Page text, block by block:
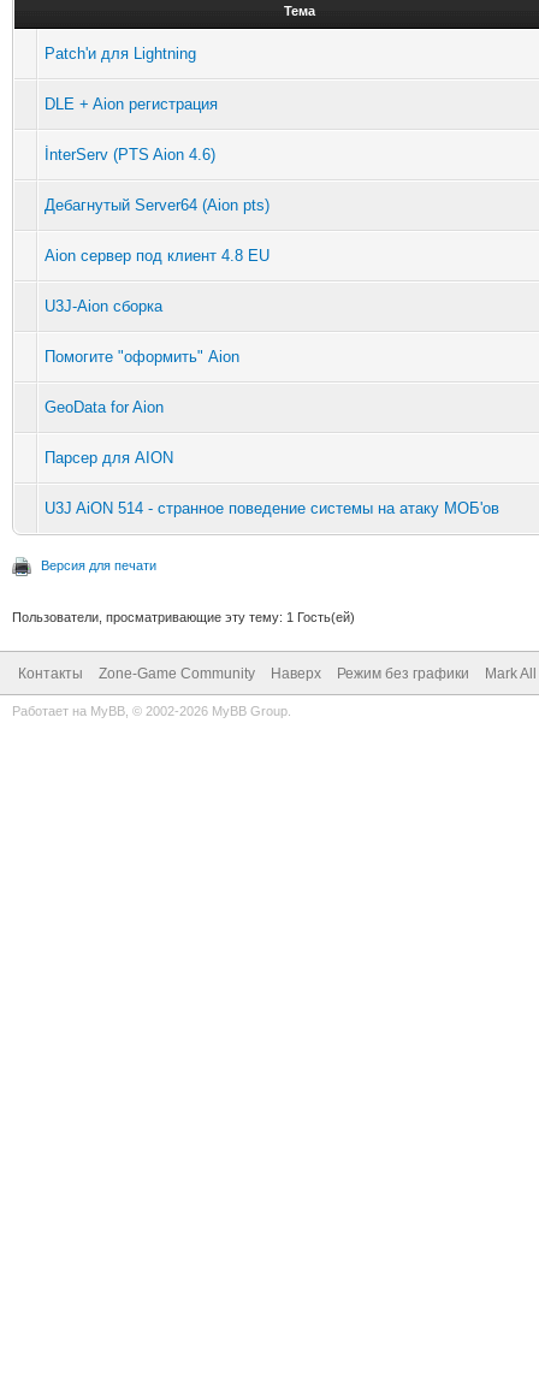
at
125)
at
)
at
Тема
Patch'и для Lightning
DLE + Aion регистрация
İnterServ (PTS Aion 4.6)
Дебагнутый Server64 (Aion pts)
Aion сервер под клиент 4.8 EU
U3J-Aion сборка
Помогите "оформить" Aion
GeoData for Aion
Парсер для AION
U3J AiON 514 - странное поведение системы на атаку МОБ'ов
Версия для печати
Пользователи, просматривающие эту тему: 1 Гость(ей)
Контакты Zone-Game Community Наверх Режим без графики Mark
Работает на MyBB , © 2002-2026 MyBB Group